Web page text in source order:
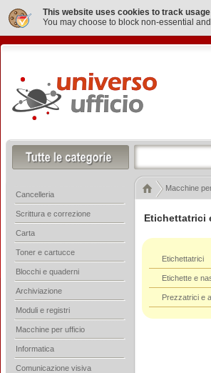
This website uses cookies to track
You may choose to block non-essential
Etichettatrici
Etichettatrici
Etichette e
Prezzatrici e
Macchine
Cancelleria
Scrittura e correzione
Carta
Toner e cartucce
Blocchi e quaderni
Archiviazione
Moduli e registri
Macchine per ufficio
Informatica
Comunicazione visiva